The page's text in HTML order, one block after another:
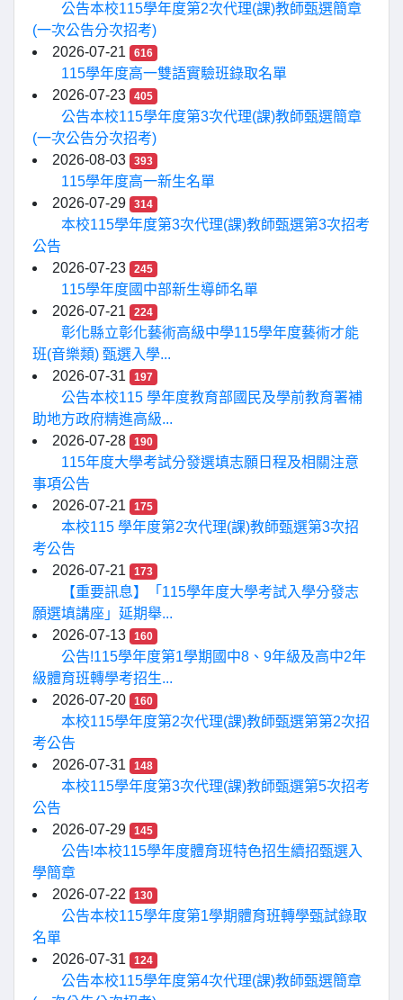
公告本校115學年度第2次代理(課)教師甄選簡章
(一次公告分次招考)
2026-07-21
616
115學年度高一雙語實驗班錄取名單
2026-07-23
405
公告本校115學年度第3次代理(課)教師甄選簡章
(一次公告分次招考)
2026-08-03
393
115學年度高一新生名單
2026-07-29
314
本校115學年度第3次代理(課)教師甄選第3次招考
公告
2026-07-23
245
115學年度國中部新生導師名單
2026-07-21
224
彰化縣立彰化藝術高級中學115學年度藝術才能
班(音樂類) 甄選入學...
2026-07-31
197
公告本校115 學年度教育部國民及學前教育署補
助地方政府精進高級...
2026-07-28
190
115年度大學考試分發選填志願日程及相關注意
事項公告
2026-07-21
175
本校115 學年度第2次代理(課)教師甄選第3次招
考公告
2026-07-21
173
【重要訊息】「115學年度大學考試入學分發志
願選填講座」延期舉...
2026-07-13
160
公告!115學年度第1學期國中8、9年級及高中2年
級體育班轉學考招生...
2026-07-20
160
本校115學年度第2次代理(課)教師甄選第第2次招
考公告
2026-07-31
148
本校115學年度第3次代理(課)教師甄選第5次招考
公告
2026-07-29
145
公告!本校115學年度體育班特色招生續招甄選入
學簡章
2026-07-22
130
公告本校115學年度第1學期體育班轉學甄試錄取
名單
2026-07-31
124
公告本校115學年度第4次代理(課)教師甄選簡章